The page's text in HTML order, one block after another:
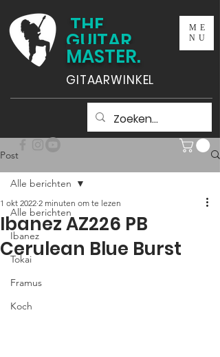
THE
GUITAR
MASTER.
GITAARWINKEL
ME
NU
Post
Alle berichten
Ibanez
Tokai
Framus
Koch
Alle berichten
Ibanez AZ226 PB
Cerulean Blue Burst
1 okt 2022 2 minuten om te lezen